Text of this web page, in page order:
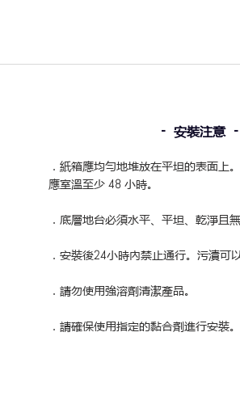
- 安裝注意-
． 紙箱應均勻地堆放在平坦的表面上
應室溫至少 48 小時。
．底層地台必須水平、平坦、乾淨且無
．安裝後24小時內禁止通行。污漬可
．請勿使用強溶劑清潔產品。
．請確保使用指定的黏合劑進行安裝。